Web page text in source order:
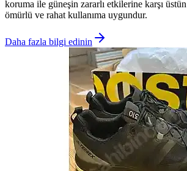
koruma ile güneşin zararlı etkilerine karşı
ömürlü ve rahat kullanıma uygundur.
Daha fazla bilgi edinin